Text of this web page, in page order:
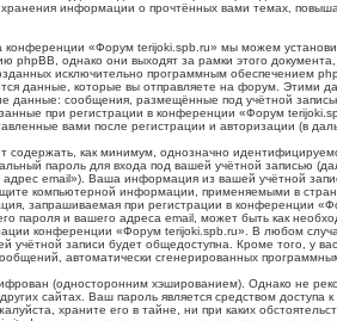
хранения информации о прочтённых вами темах,
конференции «Форум terijoki.spb.ru» мы можем
phpBB, однако они выходят за рамки этого документа,
исключительно программным обеспечением
данные, которые вы отправляете на форум. Этими
данные: сообщения, размещённые под учётной
при регистрации в конференции «Форум
вами после регистрации и авторизации (в
содержать, как минимум, однозначно
пароль для входа под вашей учётной записью
email»). Ваша информация из вашей учётной
компьютерной информации, применяемыми в
запрашиваемая при регистрации в конференции
пароля и вашего адреса email, может быть как
конференции «Форум terijoki.spb.ru». В любом
учётной записи будет общедоступна. Кроме того, у
автоматически сгенерированных
(односторонним хэшированием). Однако не
сайтах. Ваш пароль является средством
храните его в тайне, ни при каких